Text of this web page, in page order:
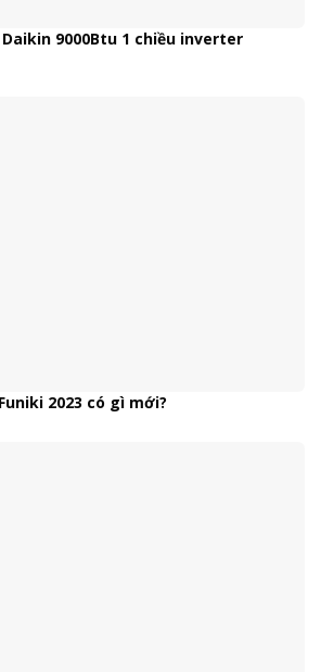
9000Btu 1 chiều inverter
2023 có gì mới?